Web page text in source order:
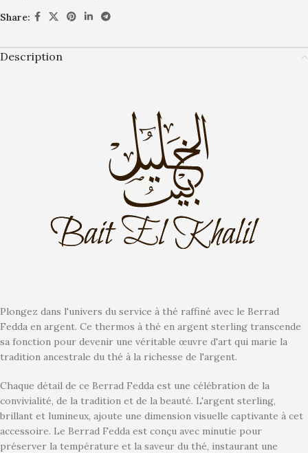
Share:
Description
Plongez dans l'univers du service à thé raffiné avec le Berrad
Fedda en argent. Ce thermos à thé en argent sterling transcende
sa fonction pour devenir une véritable œuvre d'art qui marie la
tradition ancestrale du thé à la richesse de l'argent.
Chaque détail de ce Berrad Fedda est une célébration de la
convivialité, de la tradition et de la beauté. L'argent sterling,
brillant et lumineux, ajoute une dimension visuelle captivante à cet
accessoire. Le Berrad Fedda est conçu avec minutie pour
préserver la température et la saveur du thé, instaurant une